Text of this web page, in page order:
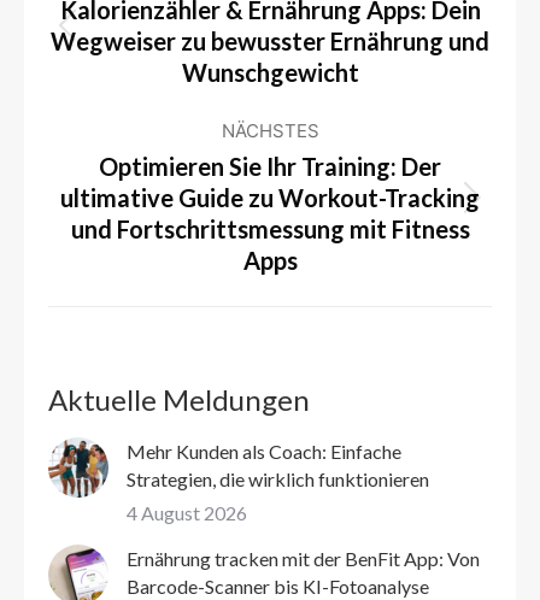
Vorheriger
Beitrag:
Kalorienzähler & Ernährung Apps: Dein
Wegweiser zu bewusster Ernährung und
Wunschgewicht
NÄCHSTES
Nächster
Beitrag:
Optimieren Sie Ihr Training: Der
ultimative Guide zu Workout-Tracking
und Fortschrittsmessung mit Fitness
Apps
Aktuelle Meldungen
Mehr Kunden als Coach: Einfache
Strategien, die wirklich funktionieren
4 August 2026
Ernährung tracken mit der BenFit App: Von
Barcode-Scanner bis KI-Fotoanalyse